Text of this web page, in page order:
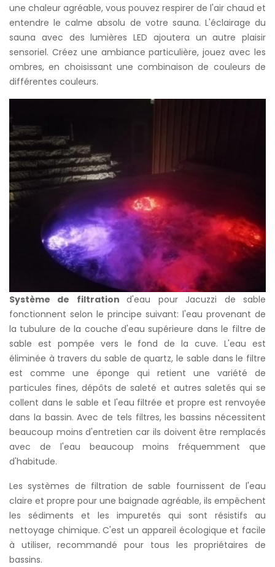
une chaleur agréable, vous pouvez respirer de l'air chaud et
entendre le calme absolu de votre sauna. L'éclairage du
sauna avec des lumières LED ajoutera un autre plaisir
sensoriel. Créez une ambiance particulière, jouez avec les
ombres, en choisissant une combinaison de couleurs de
différentes couleurs.
Système de filtrationd'eau pour Jacuzzi de sable
fonctionnent selon le principe suivant: l'eau provenant de
la tubulure de la couche d'eau supérieure dans le filtre de
sable est pompée vers le fond de la cuve. L'eau est
éliminée à travers du sable de quartz, le sable dans le filtre
est comme une éponge qui retient une variété de
particules fines, dépôts de saleté et autres saletés qui se
collent dans le sable et l'eau filtrée et propre est renvoyée
dans la bassin. Avec de tels filtres, les bassins nécessitent
beaucoup moins d'entretien car ils doivent être remplacés
avec de l'eau beaucoup moins fréquemment que
d'habitude.
Les systèmes de filtration de sable fournissent de l'eau
claire et propre pour une baignade agréable, ils empêchent
les sédiments et les impuretés qui sont résistifs au
nettoyage chimique. C'est un appareil écologique et facile
à utiliser, recommandé pour tous les propriétaires de
bassins.